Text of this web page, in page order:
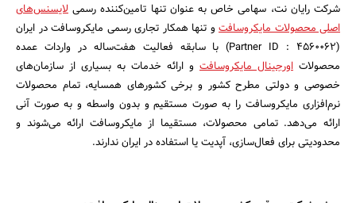
شرکت رایان نت، سهامی خاص به عنوان تنها تامین‌کننده رسمی لایسنس‌های
اصلی محصولات مایکروسافتو تنها همکار تجاری رسمی مایکروسافت در ایران
(Partner ID : 4560062) با سابقه فعالیت هفت‌ساله در واردات عمده
محصولات اورجینال مایکروسافت و ارائه خدمات به بسیاری از سازمان‌های
خصوصی و دولتی مطرح کشور و برخی کشور‌های همسایه، تمام محصولات
نرم‌افزاری مایکروسافت را به صورت مستقیم و بدون واسطه و به صورت آنی
ارائه می‌دهد. تمامی محصولات، مستقیما از مایکروسافت ارائه می‌شوند و
محدودیتی برای فعال‌سازی، آپدیت یا استفاده در ایران ندارند.